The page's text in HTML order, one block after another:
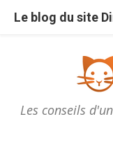
Les conseils
Le blog du site